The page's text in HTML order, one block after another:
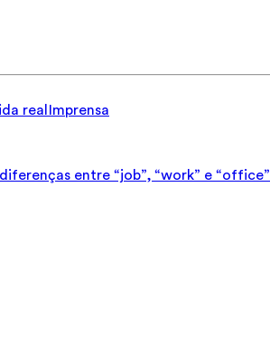
real Imprensa
entre “job”, “work” e “office”